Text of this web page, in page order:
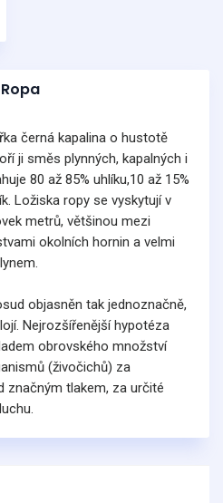
Ropa
černá kapalina o hustotě
ji směs plynných, kapalných i
80 až 85% uhlíku,10 až 15%
Ložiska ropy se vyskytují v
metrů, většinou mezi
okolních hornin a velmi
objasněn tak jednoznačně,
Nejrozšířenější hypotéza
obrovského množství
(živočichů) za
značným tlakem, za určité